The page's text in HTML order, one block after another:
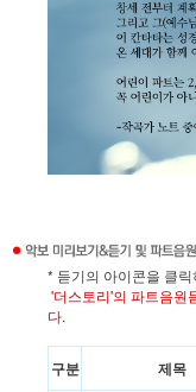
* 듣기의 아이콘을 클
'더스토리'의 파트음원
다.
구분 제목